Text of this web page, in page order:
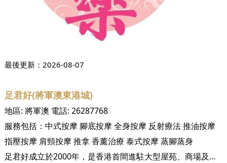
最後更新： 2026-08-07
足君好(將軍澳東港城)
地區: 將軍澳 電話: 26287768
服務包括： 中式按摩 腳底按摩全身按摩 反射療法推油按摩
指壓按摩 肩頸按摩推拿香薰治療 泰式按摩蒸腳蒸身
足君好成立於2000年，是香港首間進駐大型屋苑、商場及酒店的足底按摩休閒中心。成立至今已為超過三十萬名尊貴客戶提供健康休閒的養身保健服務。足君好集合了眾多人力、物力，針對現代人健康的問題展開研究，以中國數千年的養身之道－足底按摩及全身穴位推拿，配合優閒泰式裝修與頂級設備，徹底顛覆傳統對按摩、推拿的既定形象，讓您及您的家人安心又輕鬆地達到養身的功效！ 本集團至今已開設十三間沐足保健中心，遍佈港九新界，包括黃埔區、將軍澳區、香港區及荃灣等，未來將於不同地區開設分店以為各區居民服務。 足君好嚴格控管衛生環境及服務品質，讓注重養身的您同時享有最高等級的服務與最經濟實惠的消費。